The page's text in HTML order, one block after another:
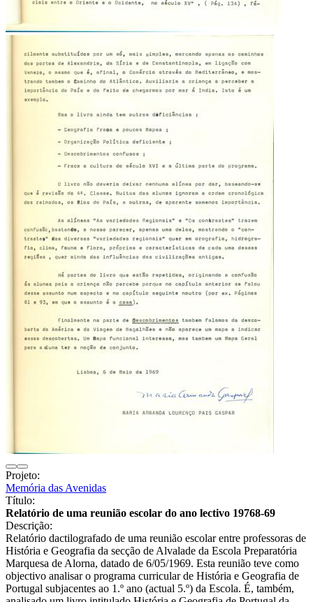
Projeto:
Memória das Avenidas
Título:
Relatório de uma reunião escolar do ano lectivo 19768-69
Descrição:
Relatório dactilografado de uma reunião escolar entre professoras de
História e Geografia da secção de Alvalade da Escola Preparatória
Marquesa de Alorna, datado de 6/05/1969. Esta reunião teve como
objectivo analisar o programa curricular de História e Geografia de
Portugal subjacentes ao 1.º ano (actual 5.º) da Escola. É, também,